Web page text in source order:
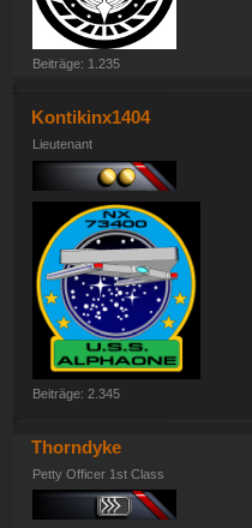
Beiträge: 1.235
Kontikinx1404
Lieutenant
Beiträge: 2.345
Thorndyke
Petty Officer 1st Class